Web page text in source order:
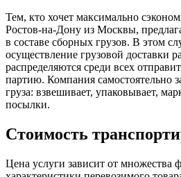
Тем, кто хочет максимально
Ростов-на-Дону из Москвы,
в составе сборных грузов. В этом
осуществление грузовой доставки
распределяются среди всех
партию. Компания самостоятельно
груза: взвешивает, упаковывает,
посылки.
Стоимость
Цена услуги зависит от множества